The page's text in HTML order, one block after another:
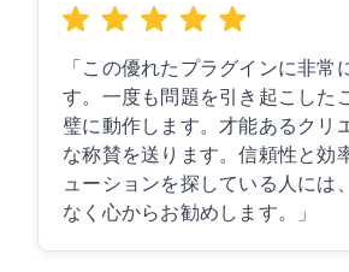
「この優れたプラグインに非常
す。一度も問題を引き起こした
璧に動作します。才能あるクリ
な称賛を送ります。信頼性と効
ューションを探している人には
なく心からお勧めします。」